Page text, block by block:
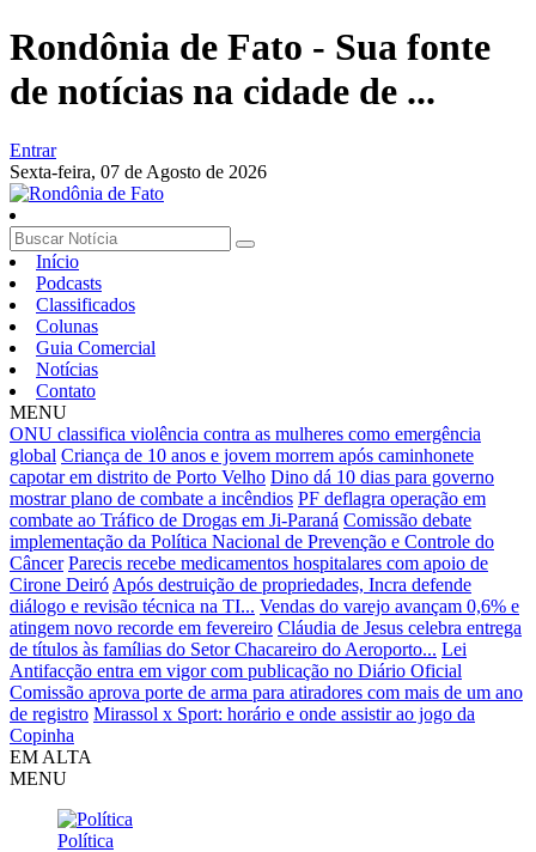
Rondônia de Fato - Sua fonte
de notícias na cidade de ...
Entrar
Sexta-feira, 07 de Agosto de 2026
Início
Podcasts
Classificados
Colunas
Guia Comercial
Notícias
Contato
MENU
ONU classifica violência contra as mulheres como emergência
global Criança de 10 anos e jovem morrem após caminhonete
capotar em distrito de Porto Velho Dino dá 10 dias para governo
mostrar plano de combate a incêndios PF deflagra operação em
combate ao Tráfico de Drogas em Ji-Paraná Comissão debate
implementação da Política Nacional de Prevenção e Controle do
Câncer Parecis recebe medicamentos hospitalares com apoio de
Cirone Deiró Após destruição de propriedades, Incra defende
diálogo e revisão técnica na TI... Vendas do varejo avançam 0,6% e
atingem novo recorde em fevereiro Cláudia de Jesus celebra entrega
de títulos às famílias do Setor Chacareiro do Aeroporto... Lei
Antifacção entra em vigor com publicação no Diário Oficial
Comissão aprova porte de arma para atiradores com mais de um ano
de registro Mirassol x Sport: horário e onde assistir ao jogo da
Copinha
EM ALTA
MENU
Política